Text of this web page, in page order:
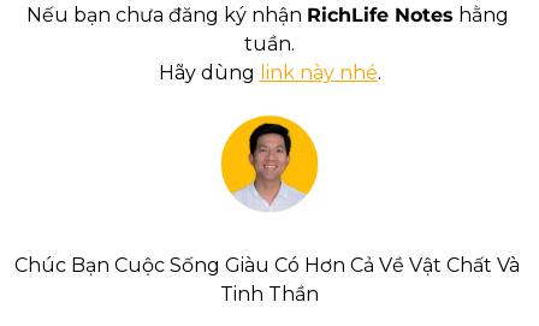
Nếu bạn chưa đăng ký nhận RichLife Notes hằng
tuần.
Hãy dùng link này nhé.
Chúc Bạn Cuộc Sống Giàu Có Hơn Cả Về Vật Chất Và
Tinh Thần